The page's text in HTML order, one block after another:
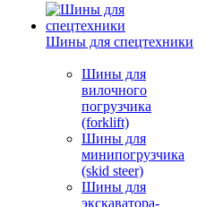
Шины для спецтехники
Шины для
вилочного
погрузчика
(forklift)
Шины для
минипогрузчика
(skid steer)
Шины для
экскаватора-